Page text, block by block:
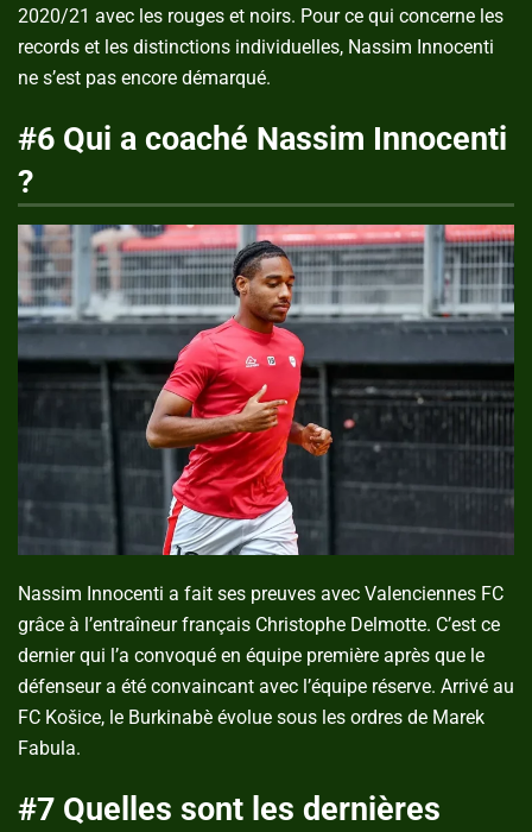
2020/21 avec les rouges et noirs. Pour ce qui concerne les
records et les distinctions individuelles, Nassim Innocenti
ne s’est pas encore démarqué.
#6 Qui a coaché Nassim Innocenti
?
Nassim Innocenti a fait ses preuves avec Valenciennes FC
grâce à l’entraîneur français Christophe Delmotte. C’est ce
dernier qui l’a convoqué en équipe première après que le
défenseur a été convaincant avec l’équipe réserve. Arrivé au
FC Košice, le Burkinabè évolue sous les ordres de Marek
Fabula.
#7 Quelles sont les dernières